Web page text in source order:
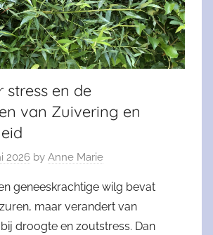
stress en de
van Zuivering en
2026 by Anne Marie
geneeskrachtige wilg bevat
maar verandert van
droogte en zoutstress. Dan